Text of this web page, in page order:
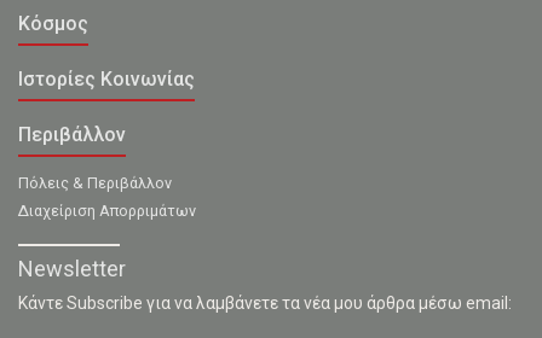
Κόσμος
Ιστορίες Κοινωνίας
Περιβάλλον
Πόλεις & Περιβάλλον
Διαχείριση Απορριμάτων
Newsletter
Κάντε Subscribe για να λαμβάνετε τα νέα μου άρθρα μέσω email: